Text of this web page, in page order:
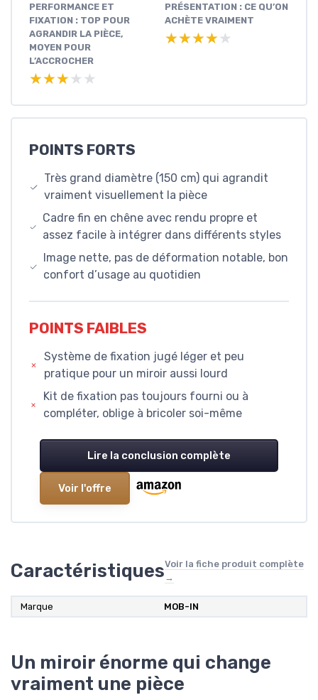
PERFORMANCE ET
FIXATION : TOP POUR
AGRANDIR LA PIÈCE,
MOYEN POUR
L’ACCROCHER
★★★★★
★★★★★
PRÉSENTATION : CE QU’ON
ACHÈTE VRAIMENT
★★★★★
★★★★★
POINTS FORTS
Très grand diamètre (150 cm) qui agrandit
vraiment visuellement la pièce
Cadre fin en chêne avec rendu propre et
assez facile à intégrer dans différents styles
Image nette, pas de déformation notable, bon
confort d’usage au quotidien
POINTS FAIBLES
Système de fixation jugé léger et peu
pratique pour un miroir aussi lourd
Kit de fixation pas toujours fourni ou à
compléter, oblige à bricoler soi-même
Lire la conclusion complète
Voir l'offre
CaractéristiquesVoir la fiche produit complète
→
Marque MOB-IN
Un miroir énorme qui change
vraiment une pièce